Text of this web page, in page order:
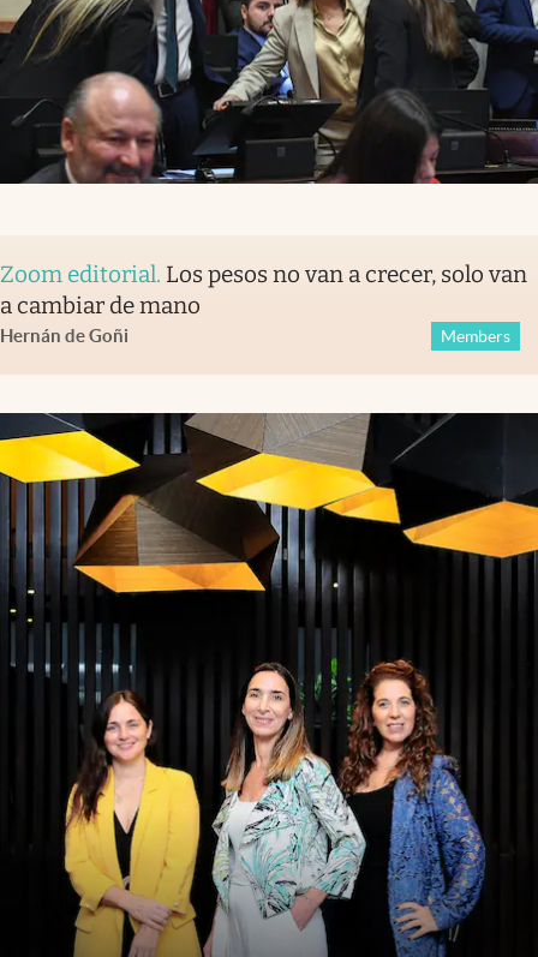
Zoom editorial. Los pesos no van a crecer, solo van
a cambiar de mano
Hernán de Goñi Members